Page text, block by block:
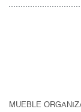
MUEBLE